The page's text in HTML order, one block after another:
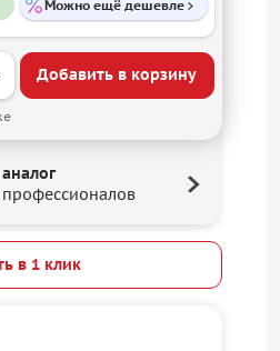
Можно ещё дешевле
Добавить в корзину
в 1 клик